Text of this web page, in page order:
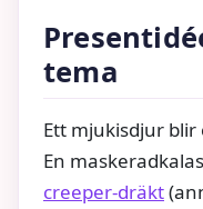
tema
Ett mjukisdjur
En
creeper‑dräkt